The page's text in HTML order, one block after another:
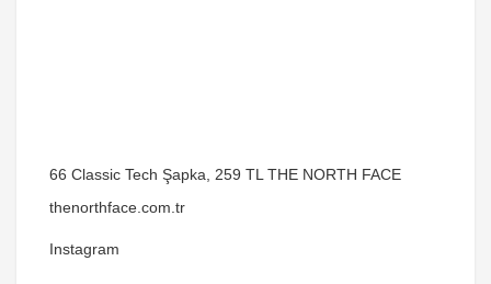
66 Classic Tech Şapka, 259 TL THE NORTH FACE
thenorthface.com.tr
Instagram